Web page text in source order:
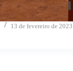
13 de fevereiro de 2023